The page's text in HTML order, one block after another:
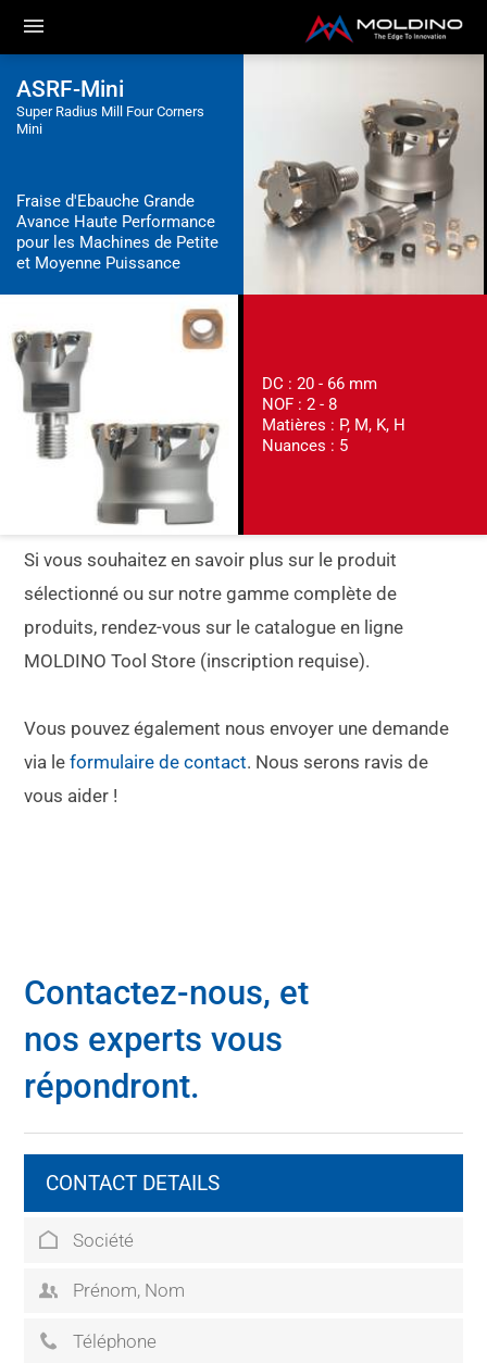
ASRF-Mini
Super Radius Mill Four Corners
Mini
Fraise d'Ebauche Grande
Avance Haute Performance
pour les Machines de Petite
et Moyenne Puissance
DC : 20 - 66 mm
NOF : 2 - 8
Matières : P, M, K, H
Nuances : 5
Si vous souhaitez en savoir plus sur le produit
sélectionné ou sur notre gamme complète de
produits, rendez-vous sur le catalogue en ligne
MOLDINO Tool Store (inscription requise).
Vous pouvez également nous envoyer une demande
via leformulaire de contact. Nous serons ravis de
vous aider !
Contactez-nous, et
nos experts vous
répondront.
CONTACT DETAILS